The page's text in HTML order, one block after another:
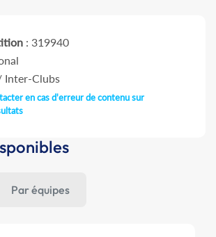
: 319940
Inter-Clubs
en cas d'erreur de contenu sur
Par équipes